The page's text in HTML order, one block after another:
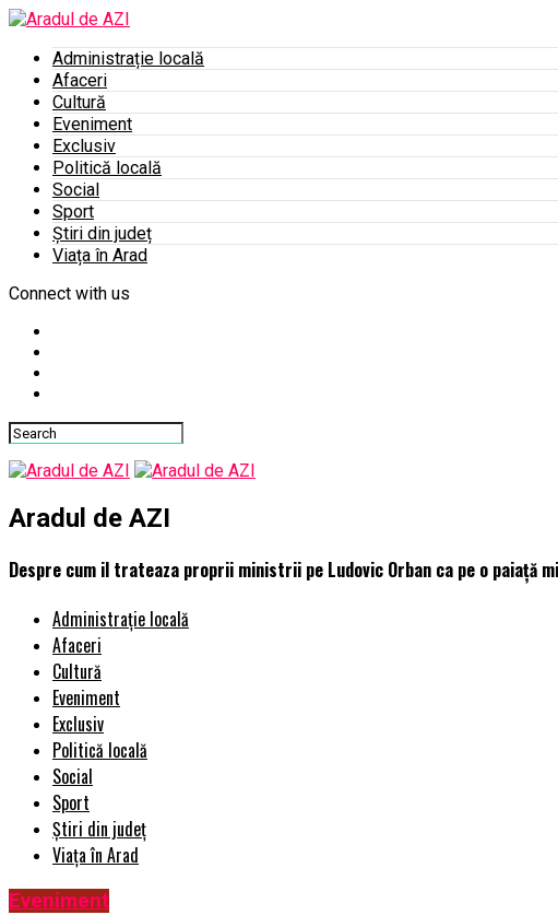
Administrație locală
Afaceri
Cultură
Eveniment
Exclusiv
Politică locală
Social
Sport
Știri din județ
Viața în Arad
Connect with us
Aradul de AZI
Despre cum il trateaza proprii ministrii pe Ludovic Orban ca pe o paiață
Administrație locală
Afaceri
Cultură
Eveniment
Exclusiv
Politică locală
Social
Sport
Știri din județ
Viața în Arad
Eveniment